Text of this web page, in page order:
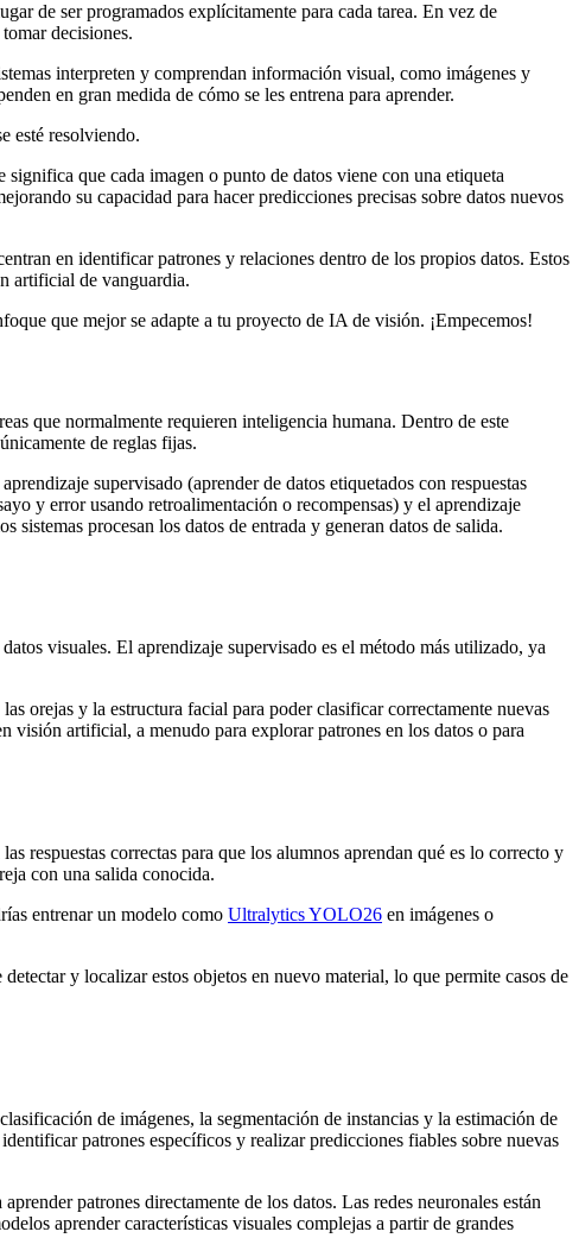
de ser programados explícitamente para cada tarea. En vez de
decisiones.
interpreten y comprendan información visual, como imágenes y
en gran medida de cómo se les entrena para aprender.
esté resolviendo.
significa que cada imagen o punto de datos viene con una etiqueta
su capacidad para hacer predicciones precisas sobre datos nuevos
en identificar patrones y relaciones dentro de los propios datos. Estos
artificial de vanguardia.
que mejor se adapte a tu proyecto de IA de visión. ¡Empecemos!
que normalmente requieren inteligencia humana. Dentro de este
de reglas fijas.
supervisado (aprender de datos etiquetados con respuestas
y error usando retroalimentación o recompensas) y el aprendizaje
procesan los datos de entrada y generan datos de salida.
visuales. El aprendizaje supervisado es el método más utilizado, ya
orejas y la estructura facial para poder clasificar correctamente nuevas
visión artificial, a menudo para explorar patrones en los datos o para
respuestas correctas para que los alumnos aprendan qué es lo correcto y
con una salida conocida.
entrenar un modelo como Ultralytics YOLO26 en imágenes o
y localizar estos objetos en nuevo material, lo que permite casos de
de imágenes, la segmentación de instancias y la estimación de
patrones específicos y realizar predicciones fiables sobre nuevas
patrones directamente de los datos. Las redes neuronales están
aprender características visuales complejas a partir de grandes